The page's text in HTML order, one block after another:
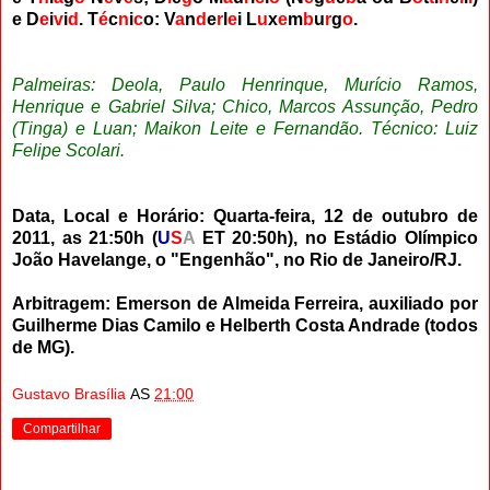
e Deivid . Técnico: Vander ei Luxemburgo.
Palmeiras: Deola, Paulo Henrinque, Murício Ramos,
Henrique e Gabriel Silva; Chico, Marcos Assunção, Pedro
(Tinga) e Luan; Maikon Leite e Fernandão. Técnico: Luiz
Felipe Scolari.
Data, Local e Horário: Quarta-feira, 12 de outubro de
2011, as 21:50h (USAET 20:50h), no Estádio Olímpico
João Havelange, o "Engenhão", no Rio de Janeiro/RJ.
Arbitragem: Emerson de Almeida Ferreira, auxiliado por
Guilherme Dias Camilo e Helberth Costa Andrade (todos
de MG).
Gustavo Brasília AS 21:00
Compartilhar